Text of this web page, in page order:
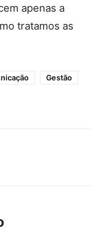
apenas a
tratamos as
Gestão